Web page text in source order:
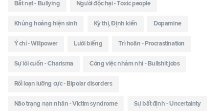
Bắt nạt - Bullying Người độc hại - Toxic people
Khủng hoảng hiện sinh Kỳ thị, Định kiến Dopamine
Ý chí - Willpower Lười biếng Trì hoãn - Procrastination
Sự lôi cuốn - Charisma Công việc nhảm nhí - Bullshit jobs
Rối loạn lưỡng cực - Bipolar disorders
Não trạng nạn nhân - Victim syndrome Sự bất định - Uncertainty